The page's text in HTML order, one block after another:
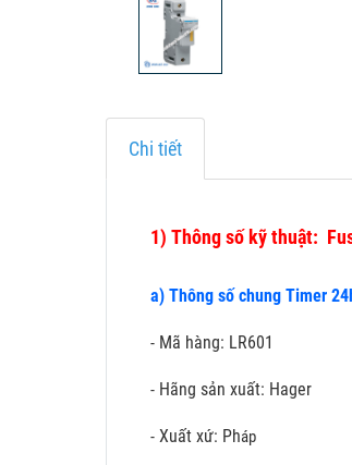
Chi tiết
1) Thông số kỹ thuật:
a) Thông số chung Timer
- Mã hàng: LR601
- Hãng sản xuất: Hager
- Xuất xứ: Pháp